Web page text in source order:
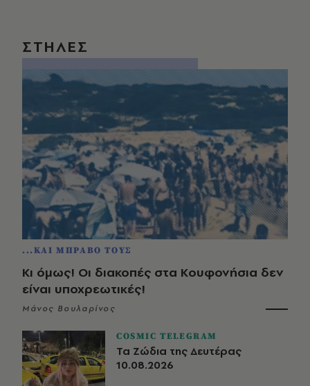
ΣΤΗΛΕΣ
...ΚΑΙ ΜΠΡΑΒΟ ΤΟΥΣ
Κι όμως! Οι διακοπές στα Κουφονήσια δεν
είναι υποχρεωτικές!
Μάνος Βουλαρίνος
COSMIC TELEGRAM
Τα Ζώδια της Δευτέρας
10.08.2026